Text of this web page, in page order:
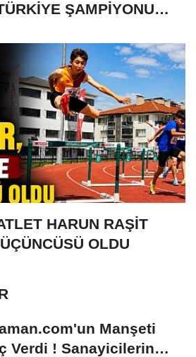
ŞAMPİYONU
HARUN RAŞİT
OLDU
Manşeti
Verdi ! Sanayicilerin